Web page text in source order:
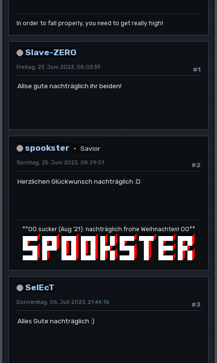
In order to fall properly, you need to get really high!
Slave-ZERO
#1
Freitag, 23. Juni 2023, 08:03:39
Allse gute nachträglich ihr beiden!
spookster Savior
#2
Sonntag, 25. Juni 2023, 08:29:01
Herzlichen Glückwunsch nachträglich :D
°°OO sucker (Aug '21): nachträglich frohe Weihnachten! OO°°
SelEcT
#3
Donnerstag, 06. Juli 2023, 21:44:16
Alles Gute nachträglich :)